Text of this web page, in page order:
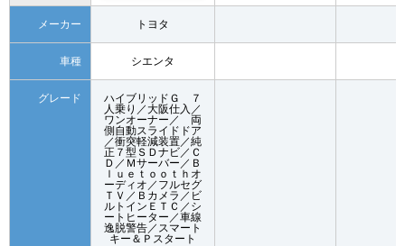
メーカー トヨタ
車種 シエンタ
グレード
ハイブリッドＧ ７
人乗り／大阪仕入／
ワンオーナー／ 両
側自動スライドドア
／衝突軽減装置／純
正７型ＳＤナビ／Ｃ
Ｄ／Ｍサーバー／Ｂ
ｌｕｅｔｏｏｔｈオ
ーディオ／フルセグ
ＴＶ／Ｂカメラ／ビ
ルトインＥＴＣ／シ
ートヒーター／車線
逸脱警告／スマート
キー＆Ｐスタート